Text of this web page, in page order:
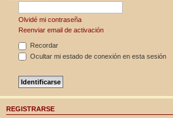
Olvidé mi contraseña
Reenviar email de activación
Recordar
Ocultar mi estado de conexión en esta sesión
REGISTRARSE